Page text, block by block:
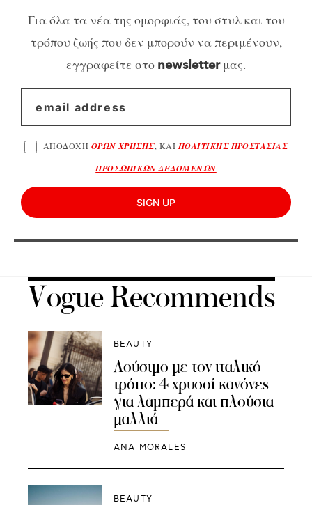
Για όλα τα νέα της ομορφιάς, του στυλ και του
τρόπου ζωής που δεν μπορούν να περιμένουν,
εγγραφείτε στο newsletterμας.
ΑΠΟΔΟΧΗ ΟΡΩΝ ΧΡΗΣΗΣ, ΚΑΙ ΠΟΛΙΤΙΚΗΣ ΠΡΟΣΤΑΣΙΑΣ
ΠΡΟΣΩΠΙΚΩΝ ΔΕΔΟΜΕΝΩΝ
SIGN UP
Vogue Recommends
BEAUTY
Λούσιμο με τον ιταλικό
τρόπο: 4 χρυσοί κανόνες
για λαμπερά και πλούσια
μαλλιά
ANA MORALES
BEAUTY